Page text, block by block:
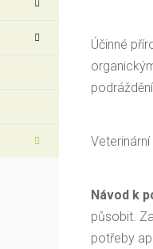
Účinné
Návod k
působit.
potřeby